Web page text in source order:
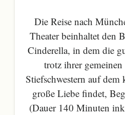
Die Reise nach
Theater beinhaltet den
Cinderella, in dem die
trotz ihrer
Stiefschwestern auf
große Liebe findet,
(Dauer 140 Minuten